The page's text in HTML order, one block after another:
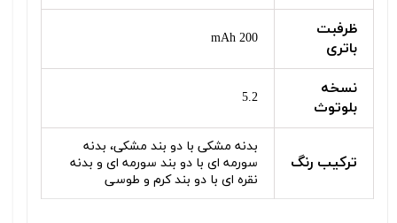
ظرفبت
باتری
200 mAh
نسخه
بلوتوث
5.2
ترکیب رنگ
بدنه مشکی با دو بند مشکی، بدنه
سورمه ای با دو بند سورمه ای و بدنه
نقره ای با دو بند کرم و طوسی